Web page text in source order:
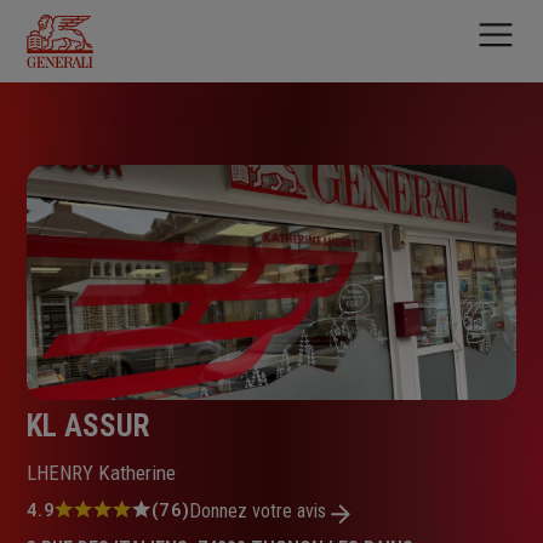
contenu
principal
KL ASSUR
LHENRY Katherine
Note
4.9 (76)Donnez votre avis